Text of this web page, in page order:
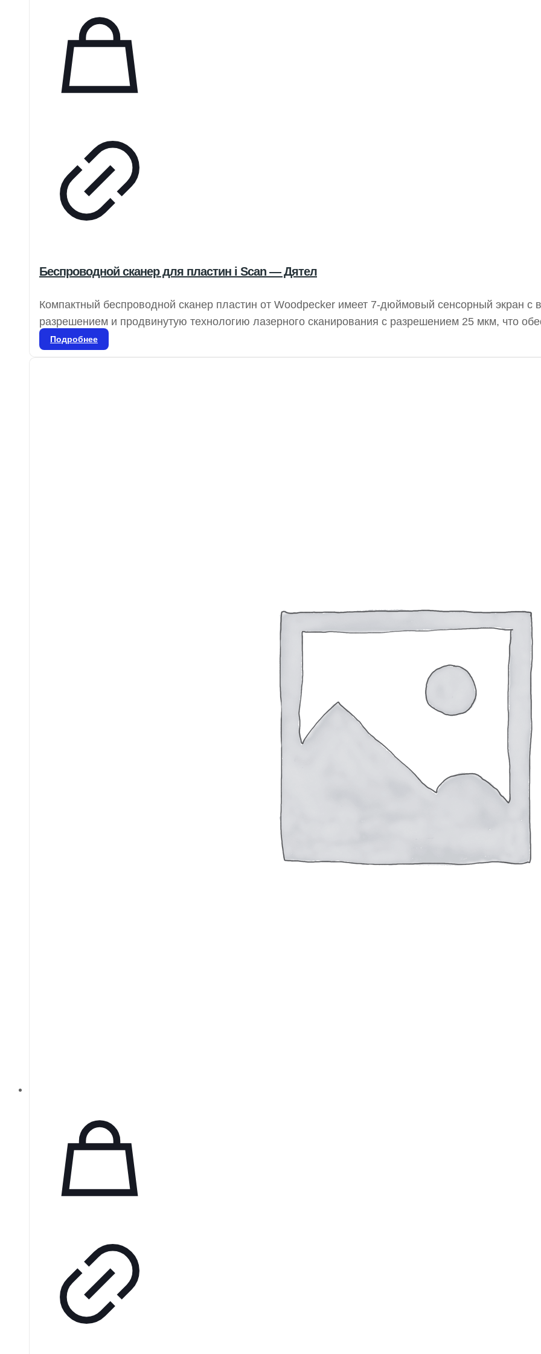
Беспроводной сканер для пластин i Scan — Дятел
Компактный беспроводной сканер пластин от Woodpecker имеет 7-дюймовый сенсорный экран с
разрешением и продвинутую технологию лазерного сканирования с разрешением 25 мкм, что
четкость и плавность изображений для точной диагностики. Ультратонкие пластины толщиной 0,4
Подробнее